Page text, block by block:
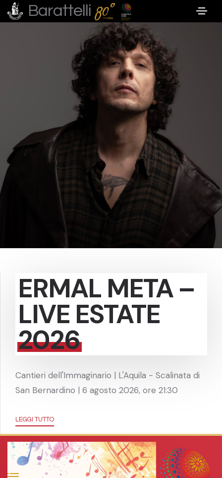
Barattelli
ERMAL META –
LIVE ESTATE
2026
Cantieri dell'Immaginario | L'Aquila - Scalinata di
San Bernardino | 6 agosto 2026, ore 21:30
LEGGI TUTTO